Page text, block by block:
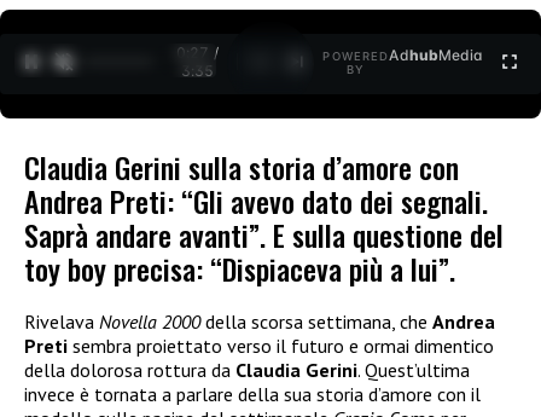
0:27 /
3:35
POWERED
BY
AdhubMedia
Claudia Gerini sulla storia d’amore con
Andrea Preti: “Gli avevo dato dei segnali.
Saprà andare avanti”. E sulla questione del
toy boy precisa: “Dispiaceva più a lui”.
Rivelava Novella 2000della scorsa settimana, che Andrea
Preti sembra proiettato verso il futuro e ormai dimentico
della dolorosa rottura da Claudia Gerini. Quest’ultima
invece è tornata a parlare della sua storia d’amore con il